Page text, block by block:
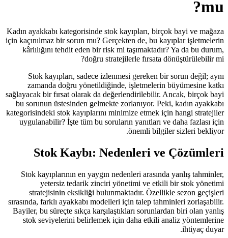
Kadın ayakkabı kategorisinde stok
için kaçınılmaz bir sorun mu?
kârlılığını tehdit eden bir risk
doğru
Stok kayıpları, sadece
zamanda doğru
sağlayacak bir fırsat olarak da
bu sorunun üstesinden gelmekte
kategorisindeki stok kayıplarını
uygulanabilir? İşte tüm bu
Stok Kaybı:
Stok kayıplarının en yaygın
yetersiz tedarik zinciri
stratejisinin eksikliği
sırasında, farklı ayakkabı
Bayiler, bu süreçte sıkça
stok seviyelerini belirlemek için